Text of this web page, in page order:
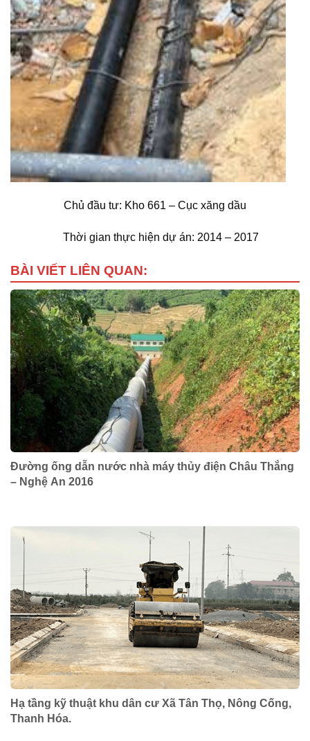
Chủ đầu tư: Kho 661 – Cục xăng dầu
Thời gian thực hiện dự án: 2014 – 2017
BÀI VIẾT LIÊN QUAN:
Đường ống dẫn nước nhà máy thủy điện Châu Thắng
– Nghệ An 2016
Hạ tầng kỹ thuật khu dân cư Xã Tân Thọ, Nông Cống,
Thanh Hóa.